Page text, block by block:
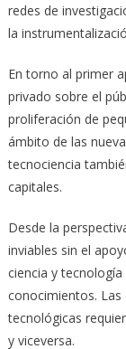
redes de
la
En torno al primer
privado sobre el
proliferación de
ámbito de las
tecnociencia
capitales.
Desde la
inviables sin el
ciencia y
conocimientos. Las
tecnológicas
y viceversa.